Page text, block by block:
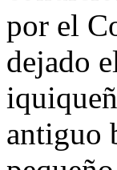
por el
dejado
antiguo